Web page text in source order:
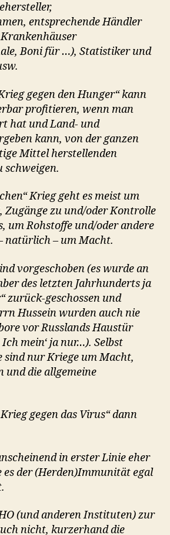
entsprechende Händler
Boni für …), Statistiker und
gegen den Hunger“ kann
profitieren, wenn man
hat und Land- und
kann, von der ganzen
Mittel herstellenden
schweigen.
Krieg geht es meist um
Zugänge zu und/oder Kontrolle
um Rohstoffe und/oder andere
natürlich – um Macht.
vorgeschoben (es wurde an
des letzten Jahrhunderts ja
zurück-geschossen und
Hussein wurden auch nie
vor Russlands Haustür
mein‘ ja nur…). Selbst
sind nur Kriege um Macht,
und die allgemeine
gegen das Virus“ dann
in erster Linie eher
der (Herden)Immunität egal
(und anderen Instituten) zur
nicht, kurzerhand die